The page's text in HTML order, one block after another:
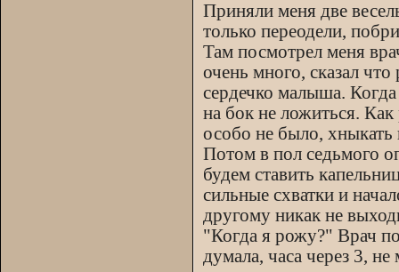
Приняли меня две
только переодели,
Там посмотрел меня
очень много, сказал
сердечко малыша. Когда
на бок не ложиться.
особо не было, хныкать
Потом в пол седьмого
будем ставить
сильные схватки и
другому никак не
"Когда я рожу?" Врач
думала, часа через 3,